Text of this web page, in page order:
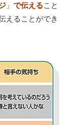
」 で伝えること
えることができ